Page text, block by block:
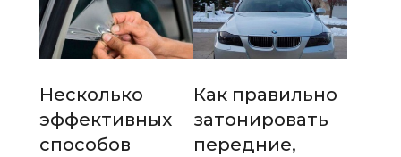
Несколько
эффективных
способов
Как правильно
затонировать
передние,